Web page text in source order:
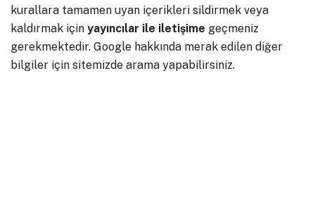
kurallara tamamen uyan içerikleri sildirmek veya
kaldırmak için yayıncılar ile iletişime geçmeniz
gerekmektedir. Google hakkında merak edilen diğer
bilgiler için sitemizde arama yapabilirsiniz.